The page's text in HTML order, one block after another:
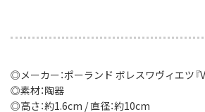
◎メーカー：ポーランド ボレスワヴィエツ『
◎素材：陶器
◎高さ：約1.6cm / 直径：約10cm